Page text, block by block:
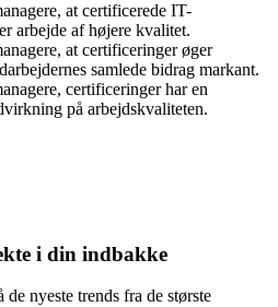
at certificerede IT-
arbejde af højere kvalitet.
at certificeringer øger
samlede bidrag markant.
certificeringer har en
på arbejdskvaliteten.
i din indbakke
nyeste trends fra de største